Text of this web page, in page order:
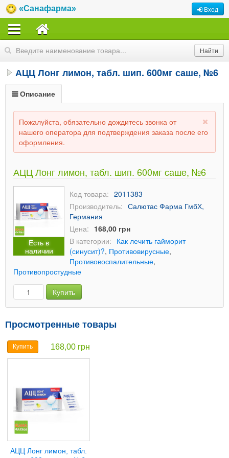
«Санафарма» Вход
АЦЦ Лонг лимон, табл. шип. 600мг саше, №6
Описание
Пожалуйста, обязательно дождитесь звонка от
нашего оператора для подтверждения заказа после его
оформления.
АЦЦ Лонг лимон, табл. шип. 600мг саше, №6
Есть в
наличии
Код товара: 2011383
Производитель: Салютас Фарма ГмбХ,
Германия
Цена: 168,00 грн
В категории: Как лечить гайморит
(синусит)?, Противовирусные,
Противовоспалительные,
Противопростудные
Купить
Просмотренные товары
Купить 168,00 грн
АЦЦ Лонг лимон, табл.